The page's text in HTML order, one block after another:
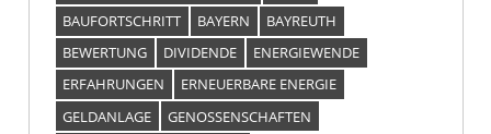
BAUFORTSCHRITT
BAYERN
BAYREUTH
BEWERTUNG
DIVIDENDE
ENERGIEWENDE
ERFAHRUNGEN
ERNEUERBARE ENERGIE
GELDANLAGE
GENOSSENSCHAFTEN